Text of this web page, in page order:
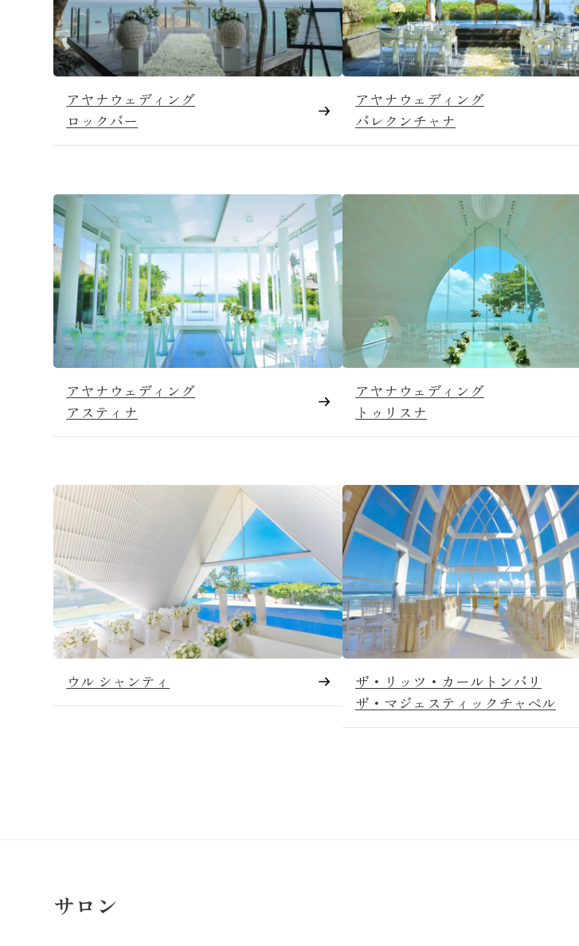
アヤナウェディング
ロックバー
アヤナウェディング
バレクンチャナ
アヤナウェディング
アスティナ
アヤナウェディング
トゥリスナ
ウル シャンティ
ザ・リッツ・カールトンバリ
ザ・マジェスティックチャペル
サロン